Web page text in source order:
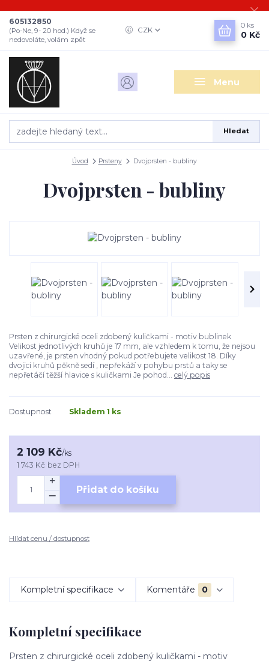
Menu
CZK
Hledat
605132850
(Po-Ne, 9- 20 hod.) Když se
nedovoláte, volám zpět
0 ks
0 Kč
Úvod Prsteny Dvojprsten - bubliny
Dvojprsten - bubliny
Prsten z chirurgické oceli zdobený kuličkami - motiv bublinek
Velikost jednotlivých kruhů je 17 mm, ale vzhledem k tomu, že nejsou
uzavřené, je prsten vhodný pokud potřebujete velikost 18. Díky
dvojici kruhů pěkně sedí , nepřekáží v pohybu prstů a taky se
nepřetáčí těžší hlavice s kuličkami Je pohod... celý popis
Dostupnost Skladem 1 ks
2 109 Kč/ks
1 743 Kč bez DPH
Přidat do košíku
Hlídat cenu / dostupnost
Kompletní specifikace Komentáře 0
Kompletní specifikace
Prsten z chirurgické oceli zdobený kuličkami - motiv